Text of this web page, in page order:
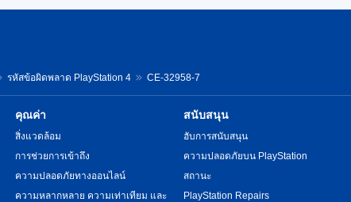
รหัสข้อผิดพลาด PlayStation 4 CE-32958-7
คุณค่า
สิ่งแวดล้อม
การช่วยการเข้าถึง
ความปลอดภัยทางออนไลน์
ความหลากหลาย ความเท่าเทียม และ
สนับสนุน
ฮับการสนับสนุน
ความปลอดภัยบน PlayStation
สถานะ
PlayStation Repairs